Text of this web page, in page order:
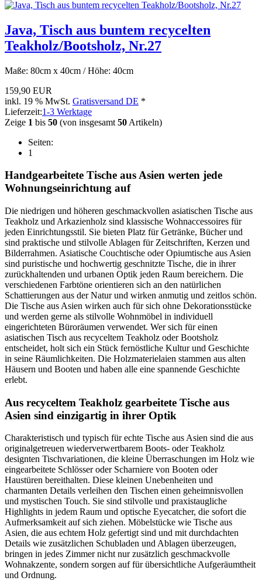
Java, Tisch aus buntem recycelten
Teakholz/Bootsholz, Nr.27
Maße: 80cm x 40cm / Höhe: 40cm
159,90 EUR
inkl. 19 % MwSt. Gratisversand DE *
Lieferzeit:1-3 Werktage
Zeige 1 bis 50 (von insgesamt 50 Artikeln)
Seiten:
1
Handgearbeitete Tische aus Asien werten jede
Wohnungseinrichtung auf
Die niedrigen und höheren geschmackvollen asiatischen Tische aus
Teakholz und Arkazienholz sind klassische Wohnaccessoires für
jeden Einrichtungsstil. Sie bieten Platz für Getränke, Bücher und
sind praktische und stilvolle Ablagen für Zeitschriften, Kerzen und
Bilderrahmen. Asiatische Couchtische oder Opiumtische aus Asien
sind puristische und hochwertig geschnitzte Tische, die in ihrer
zurückhaltenden und urbanen Optik jeden Raum bereichern. Die
verschiedenen Farbtöne orientieren sich an den natürlichen
Schattierungen aus der Natur und wirken anmutig und zeitlos schön.
Die Tische aus Asien wirken auch für sich ohne Dekorationsstücke
und werden gerne als stilvolle Wohnmöbel in individuell
eingerichteten Büroräumen verwendet. Wer sich für einen
asiatischen Tisch aus recyceltem Teakholz oder Bootsholz
entscheidet, holt sich ein Stück fernöstliche Kultur und Geschichte
in seine Räumlichkeiten. Die Holzmaterielaien stammen aus alten
Häusern und Booten und haben alle eine spannende Geschichte
erlebt.
Aus recyceltem Teakholz gearbeitete Tische aus
Asien sind einzigartig in ihrer Optik
Charakteristisch und typisch für echte Tische aus Asien sind die aus
originalgetreuen wiederverwertbarem Boots- oder Teakholz
designten Tischvariationen, die kleine Überraschungen im Holz wie
eingearbeitete Schlösser oder Scharniere von Booten oder
Haustüren bereithalten. Diese kleinen Unebenheiten und
charmanten Details verleihen den Tischen einen geheimnisvollen
und mystischen Touch. Sie sind stilvolle und praxistaugliche
Highlights in jedem Raum und optische Eyecatcher, die sofort die
Aufmerksamkeit auf sich ziehen. Möbelstücke wie Tische aus
Asien, die aus echtem Holz gefertigt sind und mit durchdachten
Details wie zusätzlichen Schubladen und Ablagen überzeugen,
bringen in jedes Zimmer nicht nur zusätzlich geschmackvolle
Wohnakzente, sondern sorgen auf für übersichtliche Aufgeräumtheit
und Ordnung.